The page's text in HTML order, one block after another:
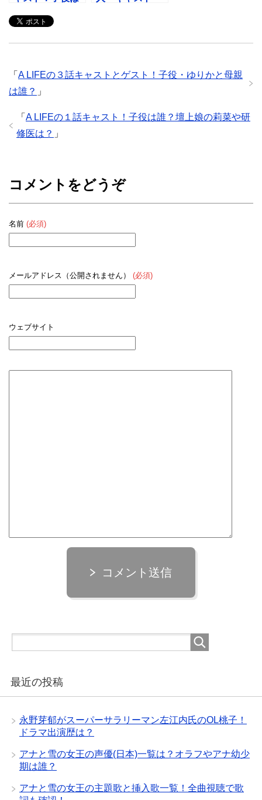
菜や研修医は？
「 A LIFEの３話キャストとゲスト！子役・ゆりかと母親
は誰？ 」
「 A LIFEの１話キャスト！子役は誰？壇上娘の莉菜や研
修医は？ 」
コメントをどうぞ
名前 (必須)
メールアドレス（公開されません） (必須)
ウェブサイト
コメント送信
最近の投稿
永野芽郁がスーパーサラリーマン左江内氏のOL桃子！
ドラマ出演歴は？
アナと雪の女王の声優(日本)一覧は？オラフやアナ幼少
期は誰？
アナと雪の女王の主題歌と挿入歌一覧！全曲視聴で歌